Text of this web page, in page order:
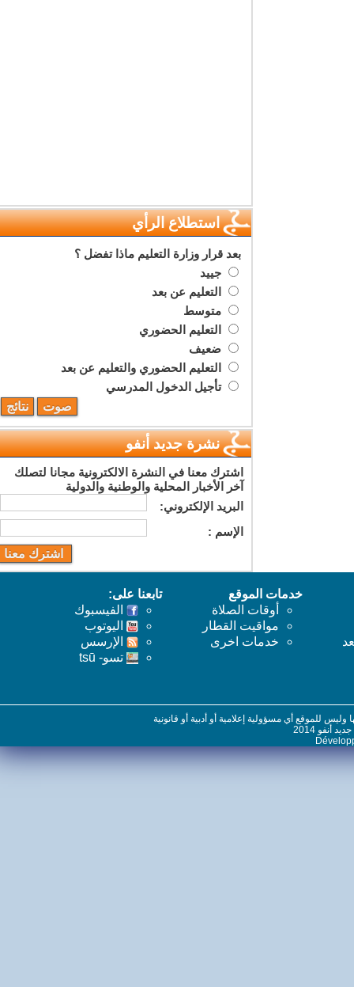
استطلاع الرأي
بعد قرار وزارة التعليم ماذا تفضل ؟
جييد
التعليم عن بعد
متوسط
التعليم الحضوري
ضعيف
التعليم الحضوري والتعليم عن بعد
تأجيل الدخول المدرسي
نشرة جديد أنفو
اشترك معنا في النشرة الالكترونية مجانا لتصلك
آخر الأخبار المحلية والوطنية والدولية
البريد اﻹلكتروني:
اﻹسم :
خدمات الموقع
أوقات الصلاة
مواقيت القطار
خدمات اخرى
تابعنا على:
الفيسبوك
اليوتوب
اﻹرسس
تسو- tsū
للموقع أي مسؤولية إعلامية أو أدبية أو قانونية
2014